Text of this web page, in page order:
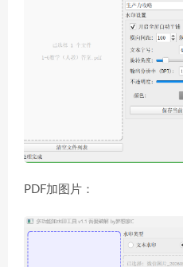
PDF加图片：